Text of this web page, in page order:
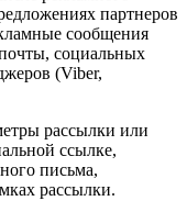
партнеров
сообщения
социальных
(Viber,
рассылки или
ссылке,
письма,
рассылки.